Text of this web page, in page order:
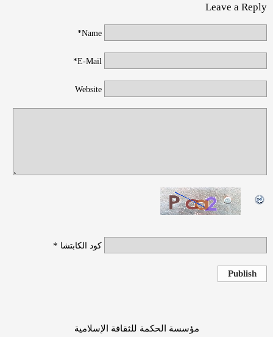
Leave a Reply
Name*
E-Mail*
Website
كود الكابتشا *
Publish
مؤسسة الحكمة للثقافة الإسلامية